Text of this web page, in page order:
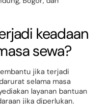
keadaan
sewa?
jika terjadi
selama masa
layanan bantuan
jika diperlukan.